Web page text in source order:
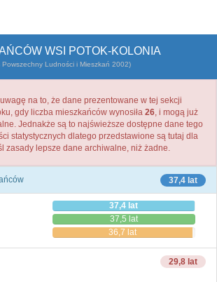
WSI POTOK-KOLONIA
Powszechny Ludności i Mieszkań 2002)
na to, że dane prezentowane w tej sekcji
gdy liczba mieszkańców wynosiła 26, i mogą już
Jednakże są to najświeższe dostępne dane tego
statystycznych dlatego przedstawione są tutaj dla
zasady lepsze dane archiwalne, niż żadne.
37,4 lat
37,4 lat
37,5 lat
36,7 lat
29,8 lat